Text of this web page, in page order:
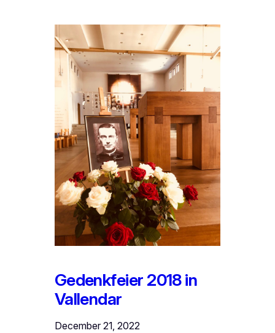
Gedenkfeier 2018 in
Vallendar
December 21, 2022